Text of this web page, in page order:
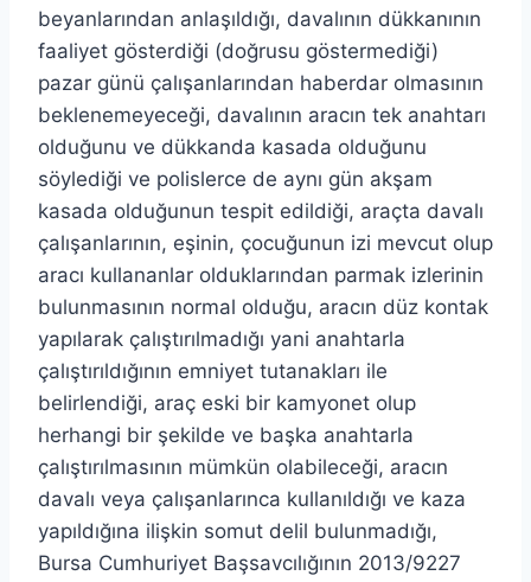
beyanlarından anlaşıldığı, davalının dükkanının
faaliyet gösterdiği (doğrusu göstermediği)
pazar günü çalışanlarından haberdar olmasının
beklenemeyeceği, davalının aracın tek anahtarı
olduğunu ve dükkanda kasada olduğunu
söylediği ve polislerce de aynı gün akşam
kasada olduğunun tespit edildiği, araçta davalı
çalışanlarının, eşinin, çocuğunun izi mevcut olup
aracı kullananlar olduklarından parmak izlerinin
bulunmasının normal olduğu, aracın düz kontak
yapılarak çalıştırılmadığı yani anahtarla
çalıştırıldığının emniyet tutanakları ile
belirlendiği, araç eski bir kamyonet olup
herhangi bir şekilde ve başka anahtarla
çalıştırılmasının mümkün olabileceği, aracın
davalı veya çalışanlarınca kullanıldığı ve kaza
yapıldığına ilişkin somut delil bulunmadığı,
Bursa Cumhuriyet Başsavcılığının 2013/9227